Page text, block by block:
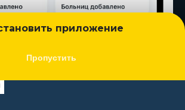
приложение
Пропустить